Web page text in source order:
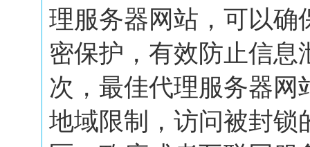
理服务器网站，可以确
密保护，有效防止信
次，最佳代理服务器
地域限制，访问被封锁